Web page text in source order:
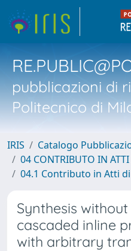
pubblicazioni di
Politecnico di
IRIS
Catalogo
04 CONTRIBUTO IN
04.1 Contributo in Atti
Synthesis
cascaded inline
with arbitrary